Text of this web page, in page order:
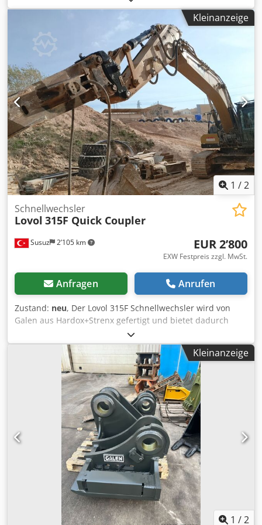
offizieller Westtech Vertriebs- und Servicepartner. Wir sind
offizieller DMS Vertriebs- und Servicepartner. Wir sind
offizieller Seppi M. Vertriebs- und Servicepartner. Wir sind
offizieller Magni Teleskoplader Vertriebs- und
Servicepartner. Wir sind offizieller JCB Baumaschinen
Vertriebs- und Servicepartner. Wir sind offizieller
Mercedes-Benz Vertriebs- und Servicepartner. Wir sind
offizieller Iveco Vertriebs- und Servicepartner. Außerdem
sind wir mit 800 Gebrauchtfahrzeugen einer der größten
Nutzfahrzeughändler in Deutschland. Wir liefern für Sie
das vollständige OilQuick Programm! Irrtümer und
Zwischenverkauf vorbehalten! = Weitere Informationen =
Verwendungszweck: Bauwesen Wenden Sie sich an Marius
Herden, um weitere Informationen zu erhalten.
Kleinanzeige
1 /2
Susuz 2’105 km
Schnellwechsler
Lovol 315F Quick Coupler
EUR 2’800
EXW Festpreis zzgl. MwSt.
Anfragen Anrufen
Zustand: neu, Der Lovol 315F Schnellwechsler wird von
Galen aus Hardox+Strenx gefertigt und bietet dadurch
erhöhte Widerstandsfähigkeit gegen Verschleiß und
Rissbildung. Dodpsy Rf D Nefx Aizsck Für detaillierte
Informationen und Anfragen kontaktieren Sie uns bitte.
Kleinanzeige
1 /2